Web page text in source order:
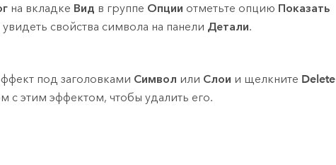
на вкладке Вид в группе Опции отметьте опцию Показать
увидеть свойства символа на панели Детали.
под заголовками Символ или Слои и щелкните Delete
с этим эффектом, чтобы удалить его.